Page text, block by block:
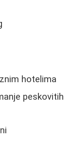
hotelima
peskovitih